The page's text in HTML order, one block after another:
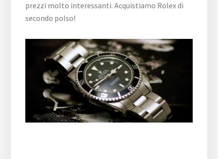
prezzi molto interessanti. Acquistiamo Rolex di
secondo polso!